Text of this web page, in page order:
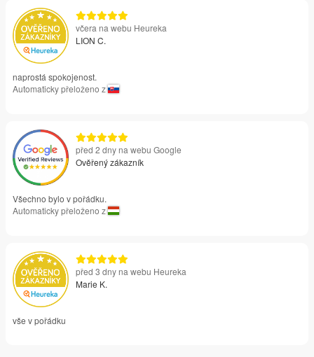
včera na webu Heureka
LION C.
naprostá spokojenost.
Automaticky přeloženo z
před 2 dny na webu Google
Ověřený zákazník
Všechno bylo v pořádku.
Automaticky přeloženo z
před 3 dny na webu Heureka
Marie K.
vše v pořádku